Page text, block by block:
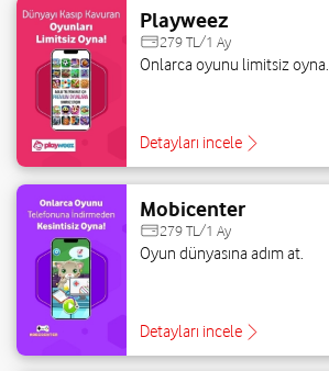
Playweez
279 TL/1 Ay
Onlarca oyunu limitsiz oyna.
Detayları incele
Mobicenter
279 TL/1 Ay
Oyun dünyasına adım at.
Detayları incele